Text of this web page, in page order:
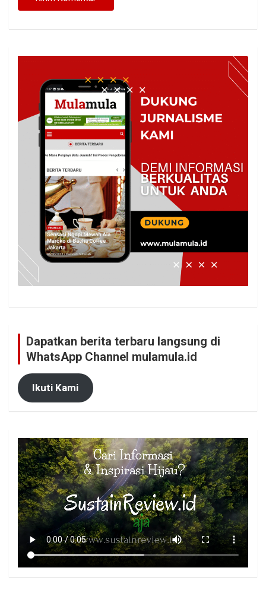
Dapatkan berita terbaru langsung di
WhatsApp Channel mulamula.id
Ikuti Kami